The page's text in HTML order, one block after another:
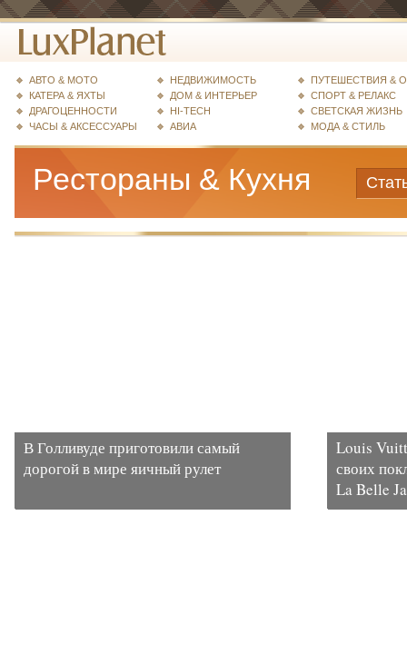
АВТО & МОТО
КАТЕРА & ЯХТЫ
ДРАГОЦЕННОСТИ
ЧАСЫ & АКСЕССУАРЫ
НЕДВИЖИМОСТЬ
ДОМ & ИНТЕРЬЕР
HI-TECH
АВИА
ПУТЕШЕСТВИЯ &
СПОРТ & РЕЛАКС
СВЕТСКАЯ ЖИЗНЬ
МОДА & СТИЛЬ
Рестораны & Кухня
В Голливуде приготовили самый
дорогой в мире яичный рулет
Louis
своих
La Belle